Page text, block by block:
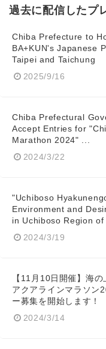
過去に配信したプ
Chiba Prefecture to
BA+KUN's Japanese
Taipei and Taichung
2025/9/16
Chiba Prefectural
Accept Entries for
Marathon 2024" ...
2024/3/22
"Uchiboso
Environment and
in Uchiboso Region of
2024/3/19
【11月10日開催】海
アクアラインマラソン
ー募集を開始します！
2024/3/14